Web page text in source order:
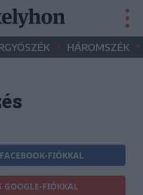
• HÁROMSZÉK •
FIÓKKAL
GOOGLE-FIÓKKAL